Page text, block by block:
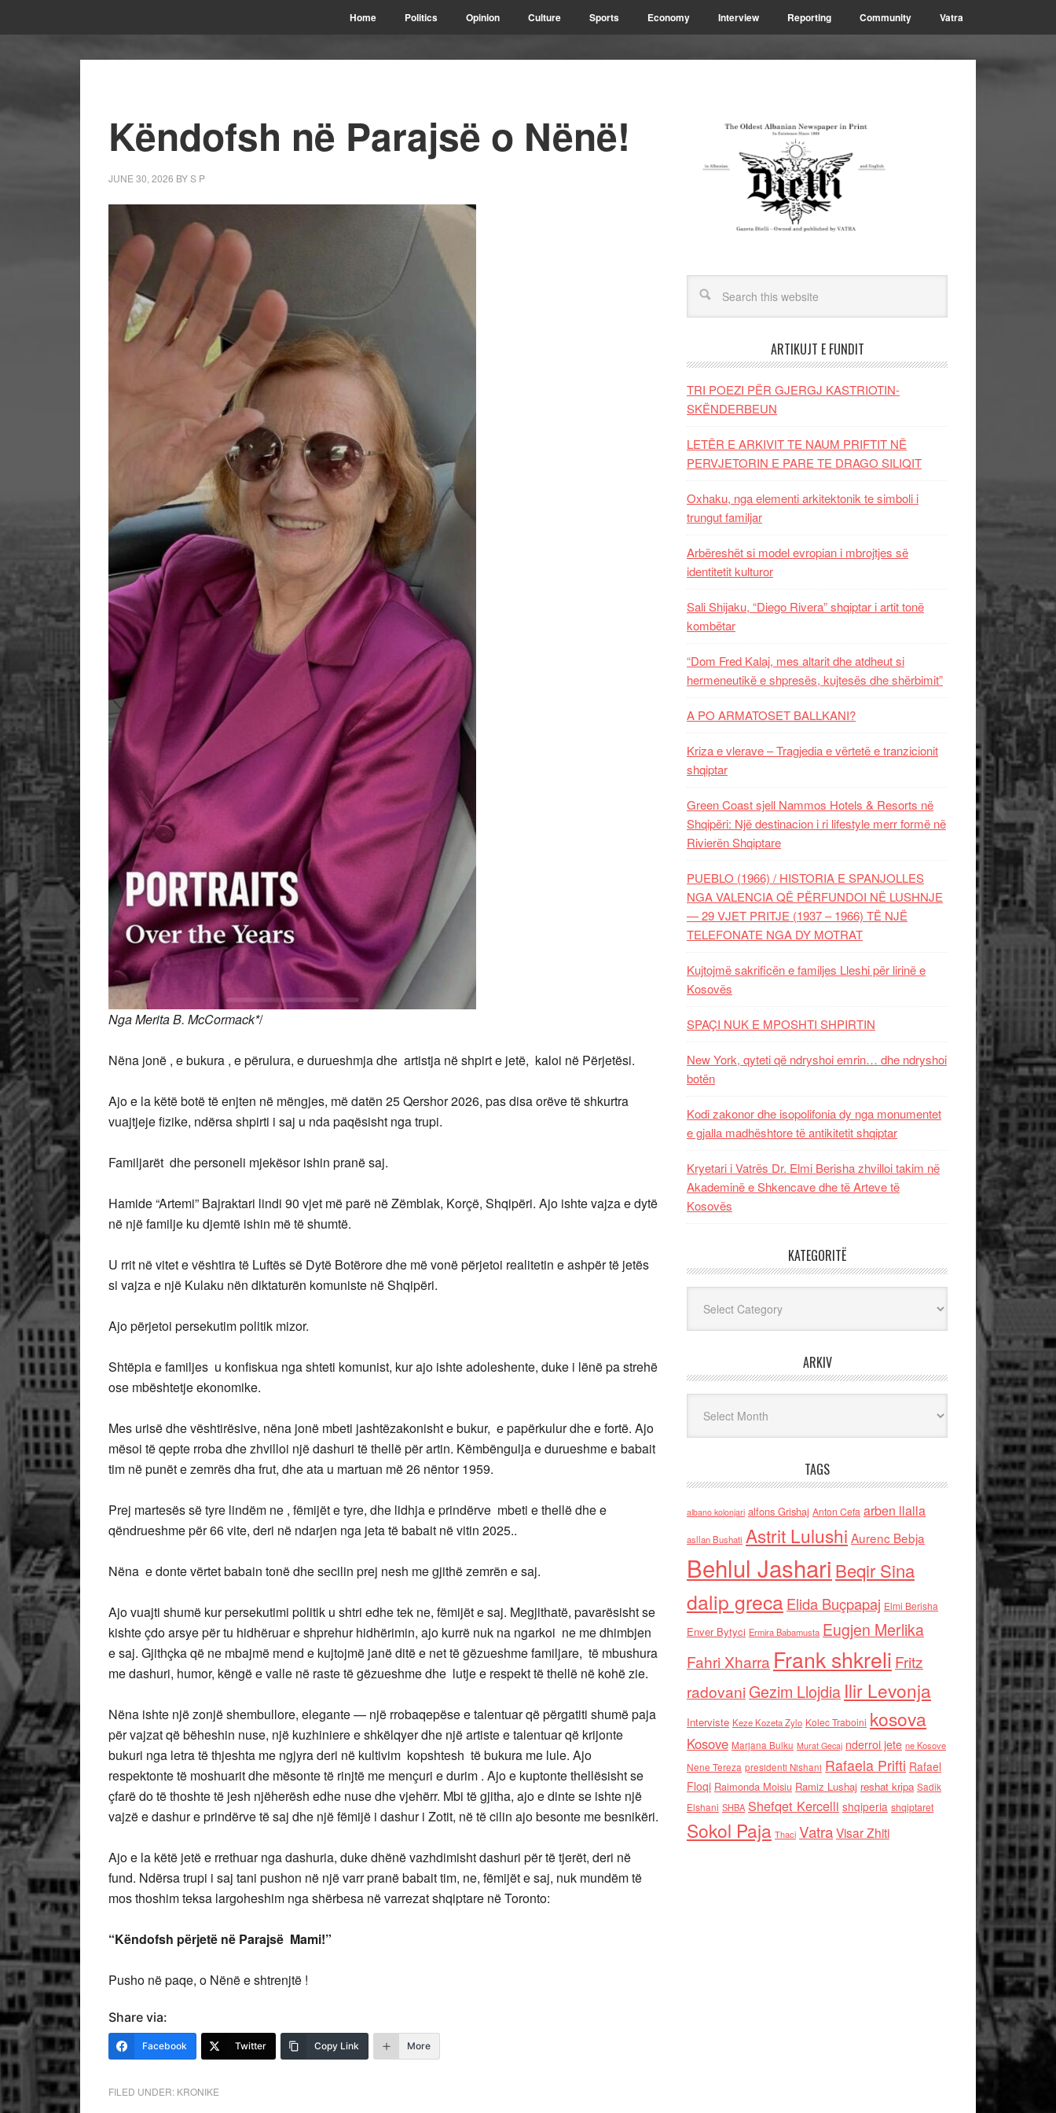
Home Politics Opinion Culture Sports Economy Interview Reporting Community Vatra
Këndofsh në Parajsë o Nënë!
JUNE 30, 2026 BYS P
Nga Merita B. McCormack*/
Nëna jonë , e bukura , e përulura, e durueshmja dhe artistja në shpirt e jetë, kaloi në Përjetësi.
Ajo e la këtë botë të enjten në mëngjes, më datën 25 Qershor 2026, pas disa orëve të shkurtra
vuajtjeje fizike, ndërsa shpirti i saj u nda paqësisht nga trupi.
Familjarët dhe personeli mjekësor ishin pranë saj.
Hamide “Artemi” Bajraktari lindi 90 vjet më parë në Zëmblak, Korçë, Shqipëri. Ajo ishte vajza e dytë
në një familje ku djemtë ishin më të shumtë.
U rrit në vitet e vështira të Luftës së Dytë Botërore dhe më vonë përjetoi realitetin e ashpër të jetës
si vajza e një Kulaku nën diktaturën komuniste në Shqipëri.
Ajo përjetoi persekutim politik mizor.
Shtëpia e familjes u konfiskua nga shteti komunist, kur ajo ishte adoleshente, duke i lënë pa strehë
ose mbështetje ekonomike.
Mes urisë dhe vështirësive, nëna jonë mbeti jashtëzakonisht e bukur, e papërkulur dhe e fortë. Ajo
mësoi të qepte rroba dhe zhvilloi një dashuri të thellë për artin. Këmbëngulja e durueshme e babait
tim në punët e zemrës dha frut, dhe ata u martuan më 26 nëntor 1959.
Prej martesës së tyre lindëm ne , fëmijët e tyre, dhe lidhja e prindërve mbeti e thellë dhe e
qëndrueshme për 66 vite, deri në ndarjen nga jeta të babait në vitin 2025..
Nëna e donte vërtet babain tonë dhe secilin prej nesh me gjithë zemrën e saj.
Ajo vuajti shumë kur persekutimi politik u shtri edhe tek ne, fëmijët e saj. Megjithatë, pavarësisht se
kishte çdo arsye për tu hidhëruar e shprehur hidhërimin, ajo kurrë nuk na ngarkoi ne me dhimbjen
e saj. Gjithçka që ne mbajmë mend e kujtojmë janë ditë e net të gëzueshme familjare, të mbushura
me dashuri, humor, këngë e valle në raste të gëzueshme dhe lutje e respekt të thellë në kohë zie.
Nëna ishte një zonjë shembullore, elegante — një rrobaqepëse e talentuar që përgatiti shumë paja
për vajzat që bëheshin nuse, një kuzhiniere e shkëlqyer dhe një artiste e talentuar që krijonte
bukuri nga letra të thjeshta me ngjyra deri në kultivim kopshtesh të bukura me lule. Ajo
respektonte të moshuarit dhe mësonte të rinjtë me mençuri e durim . Ajo e kuptonte thellësisht se
çfarë do të thoshte të jesh njëherësh edhe nuse dhe vjehërr. Mbi të gjitha, ajo e dinte se ishte një
vajzë e dashur e prindërve të saj dhe një fëmijë i dashur i Zotit, në të cilin ajo besonte me besnikëri.
Ajo e la këtë jetë e rrethuar nga dashuria, duke dhënë vazhdimisht dashuri për të tjerët, deri në
fund. Ndërsa trupi i saj tani pushon në një varr pranë babait tim, ne, fëmijët e saj, nuk mundëm të
mos thoshim teksa largoheshim nga shërbesa në varrezat shqiptare në Toronto:
“Këndofsh përjetë në Parajsë Mami!”
Pusho në paqe, o Nënë e shtrenjtë !
Share via:
Facebook Twitter Copy Link More
FILED UNDER: KRONIKE
ARTIKUJT E FUNDIT
TRI POEZI PËR GJERGJ KASTRIOTIN-
SKËNDERBEUN
LETËR E ARKIVIT TE NAUM PRIFTIT NË
PERVJETORIN E PARE TE DRAGO SILIQIT
Oxhaku, nga elementi arkitektonik te simboli i
trungut familjar
Arbëreshët si model evropian i mbrojtjes së
identitetit kulturor
Sali Shijaku, “Diego Rivera” shqiptar i artit tonë
kombëtar
“Dom Fred Kalaj, mes altarit dhe atdheut si
hermeneutikë e shpresës, kujtesës dhe shërbimit”
A PO ARMATOSET BALLKANI?
Kriza e vlerave – Tragjedia e vërtetë e tranzicionit
shqiptar
Green Coast sjell Nammos Hotels & Resorts në
Shqipëri: Një destinacion i ri lifestyle merr formë në
Rivierën Shqiptare
PUEBLO (1966) / HISTORIA E SPANJOLLES
NGA VALENCIA QË PËRFUNDOI NË LUSHNJE
— 29 VJET PRITJE (1937 – 1966) TË NJË
TELEFONATE NGA DY MOTRAT
Kujtojmë sakrificën e familjes Lleshi për lirinë e
Kosovës
SPAÇI NUK E MPOSHTI SHPIRTIN
New York, qyteti që ndryshoi emrin… dhe ndryshoi
botën
Kodi zakonor dhe isopolifonia dy nga monumentet
e gjalla madhështore të antikitetit shqiptar
Kryetari i Vatrës Dr. Elmi Berisha zhvilloi takim në
Akademinë e Shkencave dhe të Arteve të
Kosovës
KATEGORITË
ARKIV
TAGS
albano kolonjari alfons Grishaj Anton Cefa arben llalla
asllan Bushati Astrit Lulushi Aurenc Bebja
Behlul Jashari Beqir Sina
dalip grecaElida Buçpapaj Elmi Berisha
Enver Bytyci Ermira Babamusta Eugjen Merlika
Fahri Xharra Frank shkreli Fritz
radovaniGezim Llojdia Ilir Levonja
Interviste Keze Kozeta Zylo Kolec Traboini kosova
Kosove Marjana Bulku Murat Gecaj nderroi jete ne Kosove
Nene Tereza presidenti Nishani Rafaela Prifti Rafael
Floqi Raimonda Moisiu Ramiz Lushaj reshat kripa Sadik
Elshani SHBA Shefqet Kercelli shqiperia shqiptaret
Sokol Paja Thaci VatraVisar Zhiti